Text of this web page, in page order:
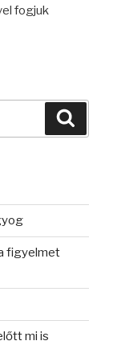
fogjuk
figyelmet
mi is